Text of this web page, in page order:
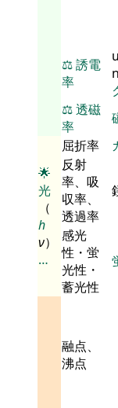
⚖️誘電
率
⚖️透磁
率
🌟
光
（
h
ν）
…
屈折率
反射
率、吸
収率、
透過率
感光
性・蛍
光性・
蓄光性
融点、
沸点